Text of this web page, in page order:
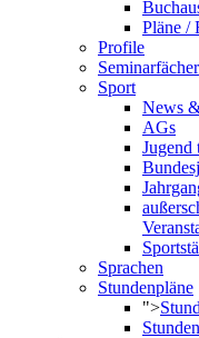
Pläne /
Profile
Seminarfächer
Sport
News
AGs
Jugend
Sprachen
Stundenpläne
">